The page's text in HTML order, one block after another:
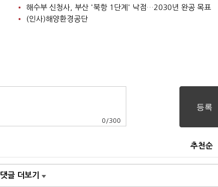
해수부 신청사, 부산 '북항 1단계' 낙점…2030년 완공 목표
(인사)해양환경공단
0 /300
추천순
댓글 더보기